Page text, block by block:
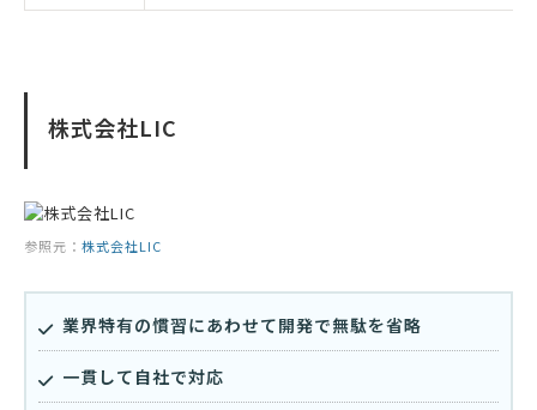
株式会社LIC
参照元： 株式会社LIC
業界特有の慣習にあわせて開発で無駄を省略
一貫して自社で対応